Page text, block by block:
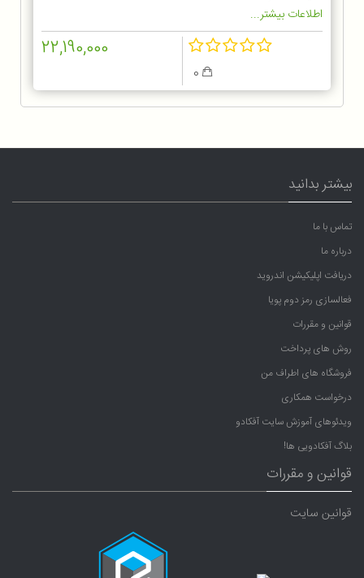
اطلاعات بیشتر...
22,190,000
بیشتر بدانید
تماس با ما
درباره ما
دریافت اپلیکیشن اندروید
فعالسازی رمز دوم پویا
قوانین و مقررات
روش های پرداخت
فروشگاه های اطراف من
درخواست همکاری
ویدئوهای آموزش سایت آفکادو
بلاگ آفکادویی ها!
قوانین و مقررات
قوانین سایت